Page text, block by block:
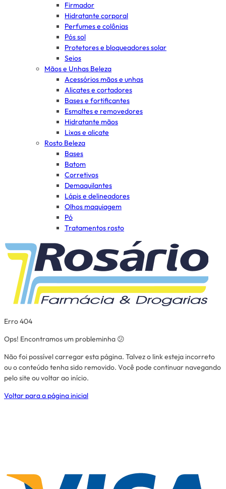
Firmador
Hidratante corporal
Perfumes e colônias
Pós sol
Protetores e bloqueadores solar
Seios
Mãos e Unhas Beleza
Acessórios mãos e unhas
Alicates e cortadores
Bases e fortificantes
Esmaltes e removedores
Hidratante mãos
Lixas e alicate
Rosto Beleza
Bases
Batom
Corretivos
Demaquilantes
Lápis e delineadores
Olhos maquiagem
Pó
Tratamentos rosto
Erro 404
Ops! Encontramos um probleminha 😕
Não foi possível carregar esta página. Talvez o link esteja incorreto
ou o conteúdo tenha sido removido. Você pode continuar navegando
pelo site ou voltar ao início.
Voltar para a página inicial